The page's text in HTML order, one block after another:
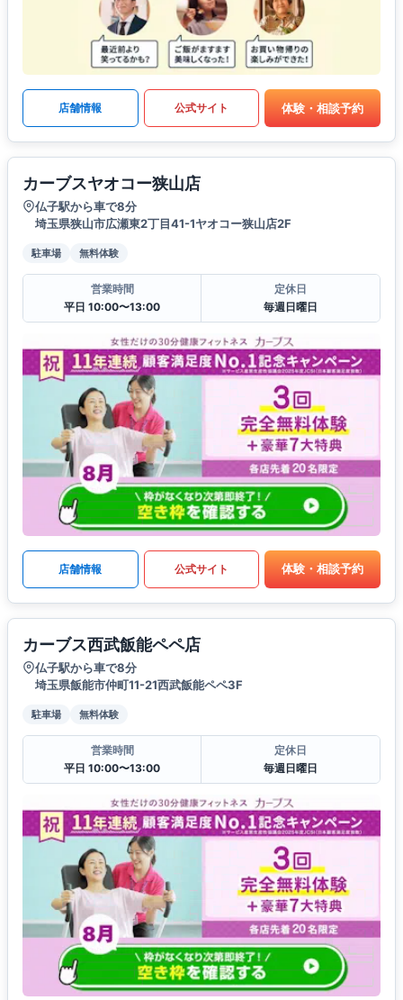
店舗情報 公式サイト 体験・相談予約
カーブスヤオコー狭山店
仏子駅から車で8分
埼玉県狭山市広瀬東2丁目41-1ヤオコー狭山店2F
駐車場 無料体験
営業時間
平日 10:00〜13:00
定休日
毎週日曜日
店舗情報 公式サイト 体験・相談予約
カーブス西武飯能ペペ店
仏子駅から車で8分
埼玉県飯能市仲町11-21西武飯能ペペ3F
駐車場 無料体験
営業時間
平日 10:00〜13:00
定休日
毎週日曜日